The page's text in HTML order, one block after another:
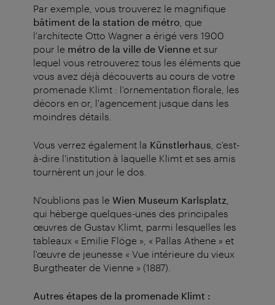
Par exemple, vous trouverez le magnifique
bâtiment de la station de métro , que
l'architecte Otto Wagner a érigé vers 1900
pour le métro de la ville de Vienne et sur
lequel vous retrouverez tous les éléments que
vous avez déjà découverts au cours de votre
promenade Klimt : l'ornementation florale, les
décors en or, l'agencement jusque dans les
moindres détails.
Vous verrez également la Künstlerhaus , c'est-
à-dire l'institution à laquelle Klimt et ses amis
tournèrent un jour le dos.
N'oublions pas le Wien Museum Karlsplatz
qui héberge quelques-unes des principales
œuvres de Gustav Klimt, parmi lesquelles les
tableaux « Emilie Flöge », « Pallas Athene » et
l'œuvre de jeunesse « Vue intérieure du vieux
Burgtheater de Vienne » (1887).
Autres étapes de la promenade Klimt :